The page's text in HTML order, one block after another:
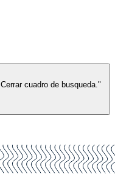
Cerrar cuadro de busqueda."